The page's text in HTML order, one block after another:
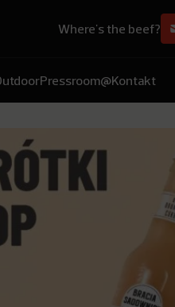
Where's the beef?
Pressroom@Kontakt